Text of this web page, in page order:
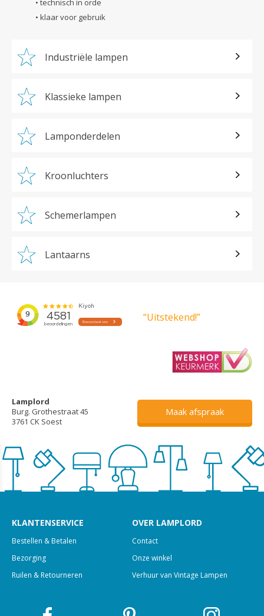
• technisch in orde
• klaar voor gebruik
Industriële lampen
Klassieke lampen
Lamponderdelen
Kroonluchters
Schemerlampen
Lantaarns
“Uitstekend!”
Lamplord
Burg. Grothestraat 45
3761 CK Soest
Maak afspraak
KLANTENSERVICE
Bestellen & Betalen
Bezorging
Ruilen & Retourneren
OVER LAMPLORD
Contact
Onze winkel
Verhuur van Vintage Lampen